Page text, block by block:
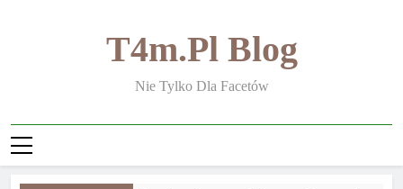
T4m.pl Blog
Nie Tylko Dla Facetów